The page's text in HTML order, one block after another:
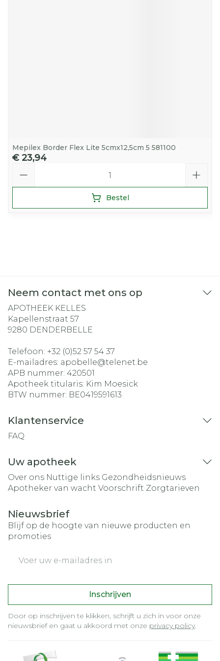
Mepilex Border Flex Lite 5cmx12,5cm 5 581100
€ 23,94
Bestel
Neem contact met ons op
APOTHEEK KELLES
Kapellenstraat 57
9280 DENDERBELLE
Telefoon: +32 (0)52 57 54 37
E-mailadres: apobelle@telenet.be
APB nummer: 420501
Apotheek titularis: Kim Moesick
BTW nummer: BE0419591613
Klantenservice
FAQ
Uw apotheek
Over ons Nuttige links Gezondheidsnieuws
Apotheker van wacht Voorschrift Zorgtarieven
Nieuwsbrief
Blijf op de hoogte van nieuwe producten en
promoties
Inschrijven
Door op inschrijven te klikken, schrijft u zich in voor onze
nieuwsbrief en gaat u akkoord met onze privacy policy.